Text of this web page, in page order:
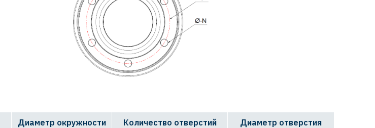
Диаметр окружности
Количество отверстий
Диаметр отверстия